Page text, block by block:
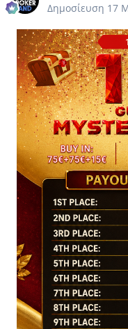
Δημοσίευση 17